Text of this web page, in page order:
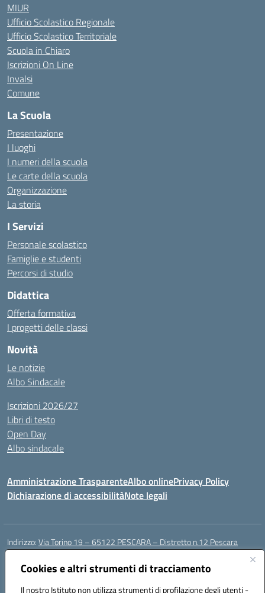
Cookies e altri strumenti di tracciamento
Il nostro Istituto non utilizza strumenti di profilazione degli utenti -
MIUR
Ufficio Scolastico Regionale
Ufficio Scolastico Territoriale
Scuola in Chiaro
Iscrizioni On Line
Invalsi
Comune
La Scuola
Presentazione
I luoghi
I numeri della scuola
Le carte della scuola
Organizzazione
La storia
I Servizi
Personale scolastico
Famiglie e studenti
Percorsi di studio
Didattica
Offerta formativa
I progetti delle classi
Novità
Le notizie
Albo Sindacale
Iscrizioni 2026/27
Libri di testo
Open Day
Albo sindacale
Amministrazione TrasparenteAlbo onlinePrivacy Policy
Dichiarazione di accessibilitàNote legali
Indirizzo:Via Torino 19 – 65122 PESCARA – Distretto n.12 Pescara
Centralino:
Posta elettronica certificata (PEC):peic835007@pec.istruzione.it
Codice fiscale: 91117430685